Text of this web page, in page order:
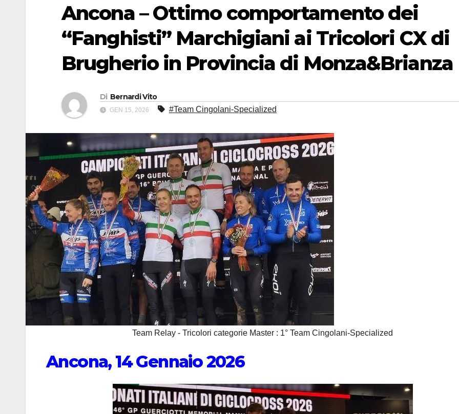
Ancona – Ottimo comportamento dei
“Fanghisti” Marchigiani ai Tricolori CX di
Brugherio in Provincia di Monza&Brianza
Di Bernardi Vito
GEN 15, 2026 #Team Cingolani-Specialized
Team Relay - Tricolori categorie Master : 1° Team Cingolani-Specialized
Ancona, 14 Gennaio 2026